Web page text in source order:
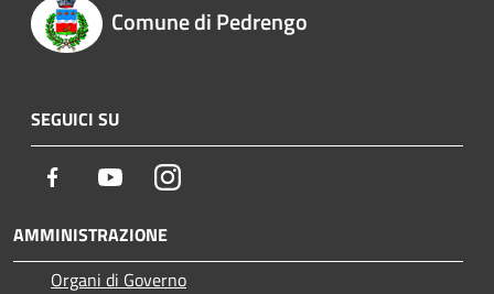
Comune di Pedrengo
SEGUICI SU
Facebook YoutubeInstagram
AMMINISTRAZIONE
Organi di Governo